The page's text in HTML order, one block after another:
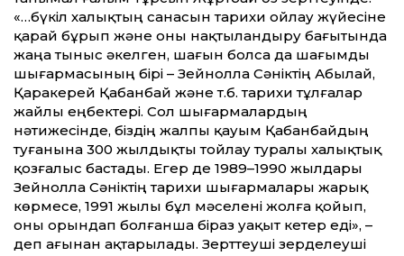
«…бүкіл халықтың санасын тарихи ойлау жүйесіне
қарай бұрып және оны нақтыландыру бағытында
жаңа тыныс әкелген, шағын болса да шағымды
шығармасының бірі – Зейнолла Сәніктің Абылай,
Қаракерей Қабанбай және т.б. тарихи тұлғалар
жайлы еңбектері. Сол шығармалардың
нәтижесінде, біздің жалпы қауым Қабанбайдың
туғанына 300 жылдықты тойлау туралы халықтық
қозғалыс бастады. Егер де 1989–1990 жылдары
Зейнолла Сәніктің тарихи шығармалары жарық
көрмесе, 1991 жылы бұл мәселені жолға қойып,
оны орындап болғанша біраз уақыт кетер еді», –
деп ағынан ақтарылады. Зерт­теуші зерделеуші